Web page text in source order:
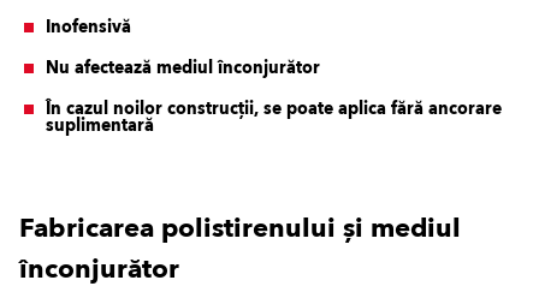
Inofensivă
Nu afectează mediul înconjurător
În cazul noilor construcții, se poate aplica fără ancorare
suplimentară
Fabricarea polistirenului și mediul
înconjurător